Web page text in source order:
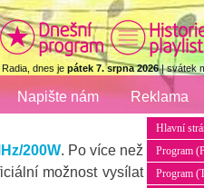
dnes je pátek 7. srpna 2026| svátek
Napište nám Reklama
200W. Po více než
možnost vysílat
Hlavní
Program
Program